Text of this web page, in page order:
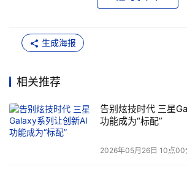
生成海报
相关推荐
告别炫技时代 三星
功能成为“标配”
2026年05月26日 10点00